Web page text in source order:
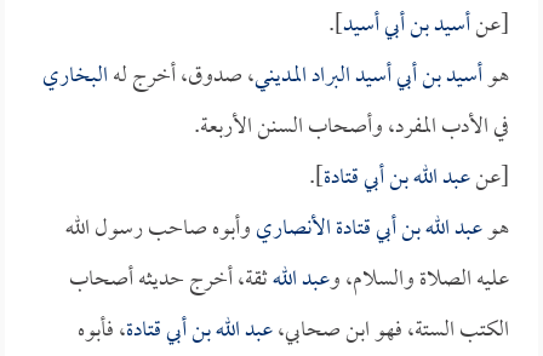
[عنأسيد بن أبي أسيد].
هوأسيد بن أبي أسيد البراد المديني، صدوق، أخرج لهالبخاري
في الأدب المفرد، وأصحاب السنن الأربعة.
[عنعبد الله بن أبي قتادة].
هوعبد الله بن أبي قتادة الأنصاريوأبوه صاحب رسول الله
عليه الصلاة والسلام، وعبد اللهثقة، أخرج حديثه أصحاب
الكتب الستة، فهو ابن صحابي،عبد الله بن أبي قتادة، فأبوه